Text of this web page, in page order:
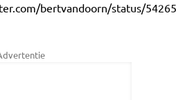
bertvandoorn/status/